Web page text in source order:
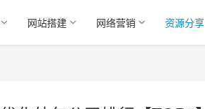
网站搭建 网络营销 资源分享